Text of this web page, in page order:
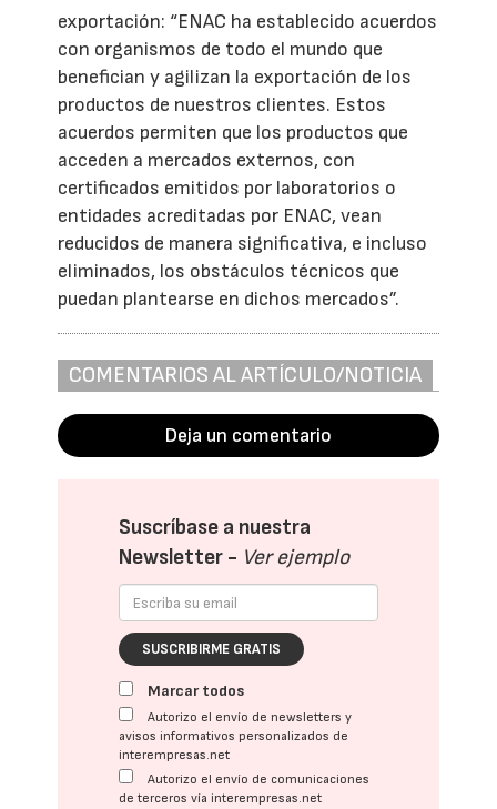
exportación: “ENAC ha establecido acuerdos
con organismos de todo el mundo que
benefician y agilizan la exportación de los
productos de nuestros clientes. Estos
acuerdos permiten que los productos que
acceden a mercados externos, con
certificados emitidos por laboratorios o
entidades acreditadas por ENAC, vean
reducidos de manera significativa, e incluso
eliminados, los obstáculos técnicos que
puedan plantearse en dichos mercados”.
COMENTARIOS AL ARTÍCULO/NOTICIA
Deja un comentario
Suscríbase a nuestra
Newsletter - Ver ejemplo
SUSCRIBIRME GRATIS
Marcar todos
Autorizo el envío de newsletters y
avisos informativos personalizados de
interempresas.net
Autorizo el envío de comunicaciones
de terceros vía interempresas.net